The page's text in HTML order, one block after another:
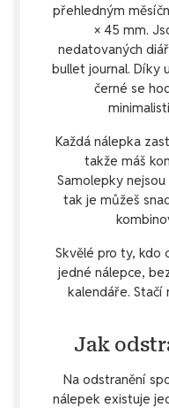
přehledným
× 45 mm.
nedatovaných
bullet journal. Díky
černé se
Každá nálepka
takže máš
Samolepky
tak je můžeš
Skvělé pro ty, kdo
jedné nálepce,
kalendáře. Stačí
Jak
Na odstranění
nálepek existuje